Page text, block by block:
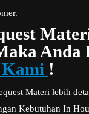
Anda
!
Materi lebih
Kebutuhan In